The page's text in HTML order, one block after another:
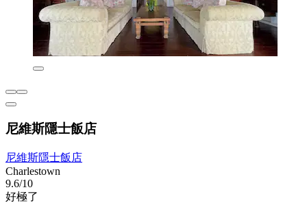
尼維斯隱士飯店
尼維斯隱士飯店
Charlestown
9.6/10
好極了